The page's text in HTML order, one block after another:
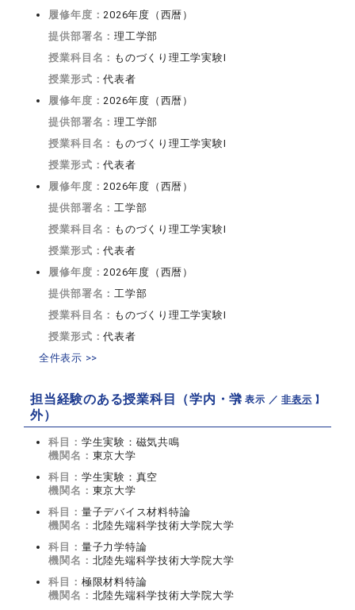
履修年度：2026年度（西暦）
提供部署名：理工学部
授業科目名： ものづくり理工学実験I
授業形式：代表者
履修年度：2026年度（西暦）
提供部署名：理工学部
授業科目名： ものづくり理工学実験I
授業形式：代表者
履修年度：2026年度（西暦）
提供部署名：工学部
授業科目名： ものづくり理工学実験I
授業形式：代表者
履修年度：2026年度（西暦）
提供部署名：工学部
授業科目名： ものづくり理工学実験I
授業形式：代表者
全件表示 >>
担当経験のある授業科目（学内・学
外）
【 表示 ／非表示 】
科目： 学生実験：磁気共鳴
機関名： 東京大学
科目： 学生実験：真空
機関名： 東京大学
科目： 量子デバイス材料特論
機関名： 北陸先端科学技術大学院大学
科目： 量子力学特論
機関名： 北陸先端科学技術大学院大学
科目： 極限材料特論
機関名： 北陸先端科学技術大学院大学